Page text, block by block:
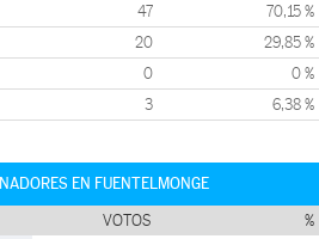
47 70,15 %
20 29,85 %
0 0 %
3 6,38 %
EN FUENTELMONGE
VOTOS %